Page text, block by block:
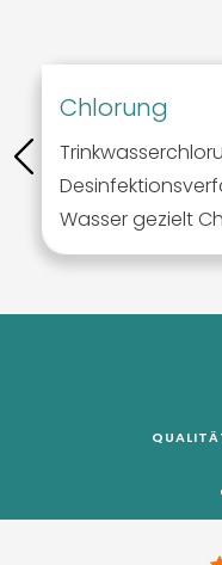
Chlorung
Wasser gezielt